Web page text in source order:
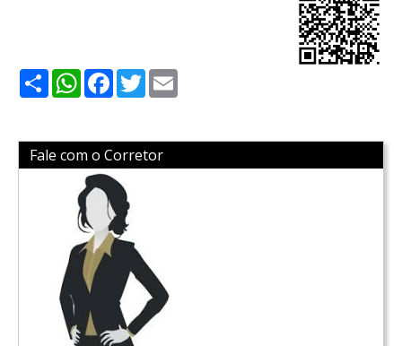
ShareWhatsApp
Facebook
Twitter
Fale com o Corretor